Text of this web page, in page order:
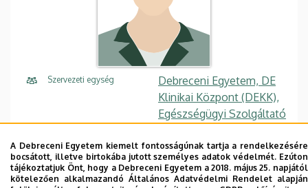
Szervezeti egység
Debreceni Egyetem, DE
Klinikai Központ (DEKK),
Egészségügyi Szolgáltató
Állcsont- és
Szájsebészeti Klinika
A Debreceni Egyetem kiemelt fontosságúnak tartja a rendelkezésére
bocsátott, illetve birtokába jutott személyes adatok védelmét. Ezúton
tájékoztatjuk Önt, hogy a Debreceni Egyetem a 2018. május 25. napjától
kötelezően alkalmazandó Általános Adatvédelmi Rendelet alapján